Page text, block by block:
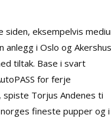
siden, eksempelvis
i Oslo og
tiltak. Base i svart
for ferje
spiste Torjus Andenes ti
fineste pupperog i